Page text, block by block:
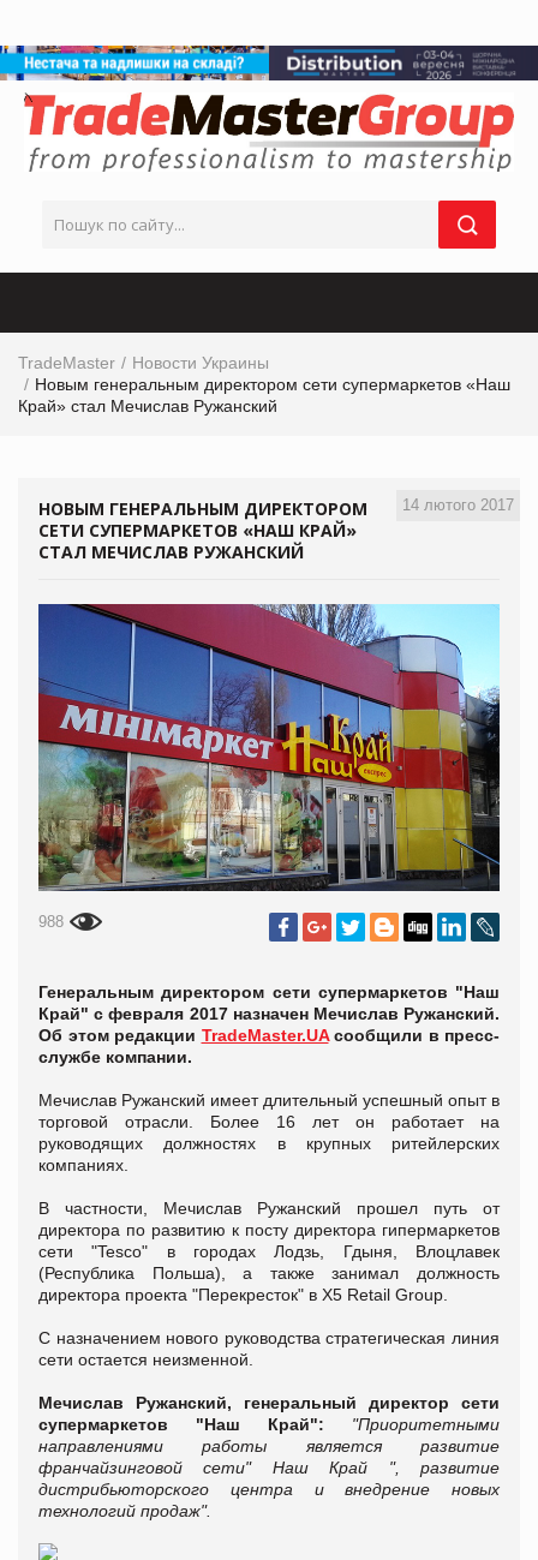
TradeMaster
Новости Украины
Новым генеральным директором сети супермаркетов «Наш
Край» стал Мечислав Ружанский
14 лютого 2017
НОВЫМ ГЕНЕРАЛЬНЫМ ДИРЕКТОРОМ
СЕТИ СУПЕРМАРКЕТОВ «НАШ КРАЙ»
СТАЛ МЕЧИСЛАВ РУЖАНСКИЙ
988
Генеральным директором сети супермаркетов "Наш
Край" с февраля 2017 назначен Мечислав Ружанский.
Об этом редакции TradeMaster.UAсообщили в пресс-
службе компании.
Мечислав Ружанский имеет длительный успешный опыт в
торговой отрасли. Более 16 лет он работает на
руководящих должностях в крупных ритейлерских
компаниях.
В частности, Мечислав Ружанский прошел путь от
директора по развитию к посту директора гипермаркетов
сети "Tesco" в городах Лодзь, Гдыня, Влоцлавек
(Республика Польша), а также занимал должность
директора проекта "Перекресток" в X5 Retail Group.
С назначением нового руководства стратегическая линия
сети остается неизменной.
Мечислав Ружанский, генеральный директор сети
супермаркетов "Наш Край":
"Приоритетными
направлениями работы является развитие
франчайзинговой сети" Наш Край ", развитие
дистрибьюторского центра и внедрение новых
технологий продаж".